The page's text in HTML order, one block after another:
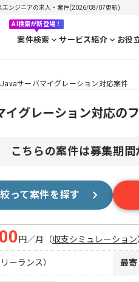
エンジニアの求人・案件(2026/08/07更新)
AI検索が新登場！
案件検索 サービス紹介 お役
Javaサーバマイグレーション対応案件
イグレーション対応の
こちらの案件は募集期
って案件を探す
円／月 （収支シミュレーション
ーランス） 最寄